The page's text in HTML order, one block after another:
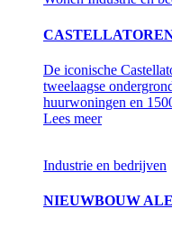
De iconische
tweelaagse
huurwoningen en
Lees meer
Industrie en bedrijven
NIEUWBOUW